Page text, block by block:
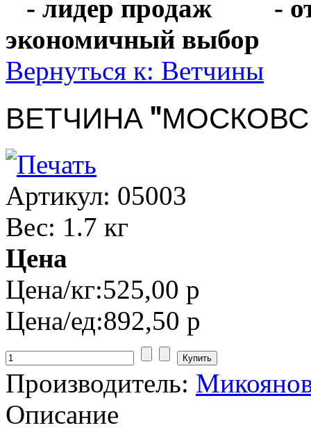
- лидер продаж
-
экономичный
Вернуться к: Ветчины
ВЕТЧИНА
Артикул: 05003
Вес: 1.7 кг
Цена
Цена/кг:525,00 р
Цена/ед:892,50 р
Производитель:
Описание